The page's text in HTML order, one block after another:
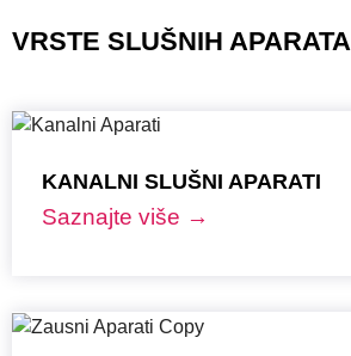
VRSTE SLUŠNIH APARATA
KANALNI SLUŠNI APARATI
Saznajte više →